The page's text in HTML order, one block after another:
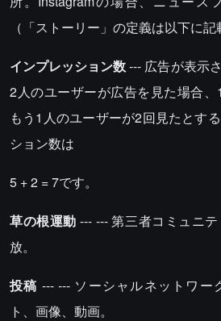
（「ストーリー」の定義は以下に記
インプレッション数--- 広告が表示
2人のユーザーが広告を見た場合、
もう1人のユーザーが2回見たとす
ション数は
5 + 2 = 7です。
草の根運動 --- --- 第三者コミュニ
放。
投稿 --- --- ソーシャルネットワー
ト、画像、動画。